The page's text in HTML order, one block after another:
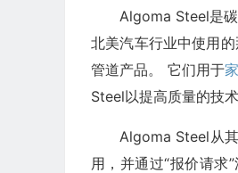
Algoma Steel是
北美汽车行业中使用
管道产品。 它们用于
Steel以提高质量的技
Algoma Steel从
用，并通过“报价请